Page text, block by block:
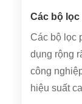
Các bộ
Các bộ lọc
dụng rộng
công
hiệu suất